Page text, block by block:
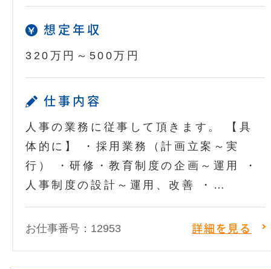
想定年収
320万円～500万円
仕事内容
人事の業務に従事して頂きます。 【具
体的に】 ・採用業務（計画立案～実
行） ・研修・教育制度の企画～運用 ・
人事制度の設計～運用、改善 ・…
お仕事番号：12953 詳細を見る